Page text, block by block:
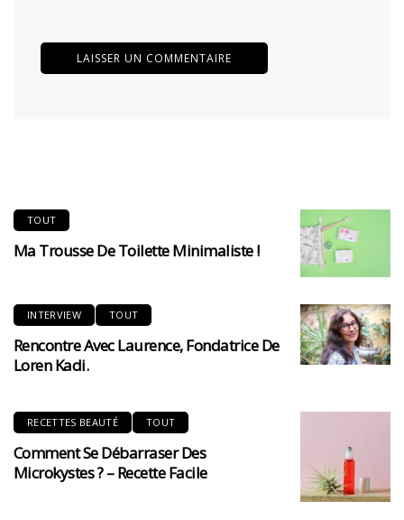
TOUT
Ma Trousse De Toilette Minimaliste !
INTERVIEW TOUT
Rencontre Avec Laurence, Fondatrice De
Loren Kadi.
RECETTES BEAUTÉ TOUT
Comment Se Débarraser Des
Microkystes ? – Recette Facile